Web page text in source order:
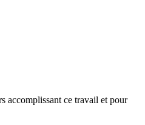
accomplissant ce travail et pour